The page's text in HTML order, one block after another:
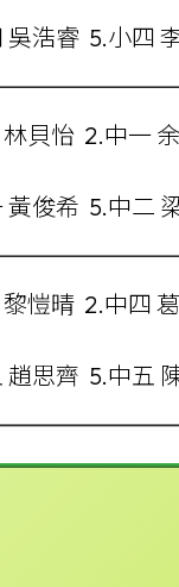
吳浩睿 5.小四
林貝怡 2.中一
黃俊希 5.中二
黎愷晴 2.中四
趙思齊 5.中五